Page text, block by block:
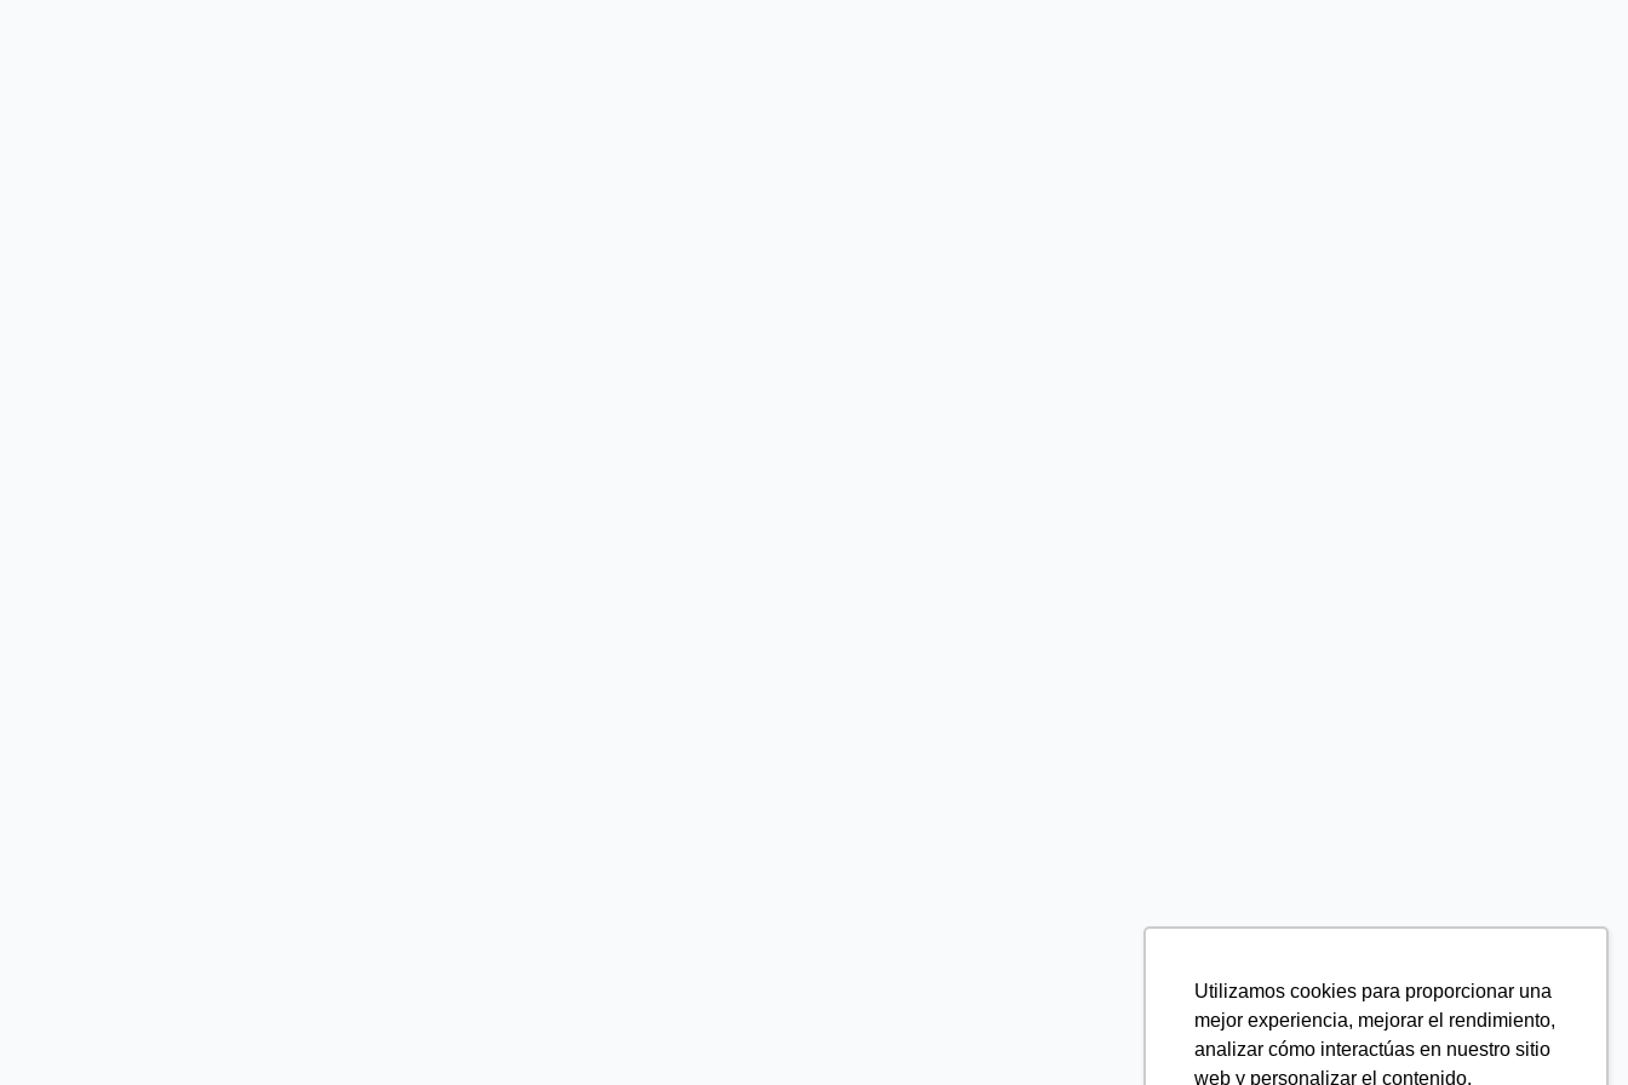
Utilizamos cookies para proporcionar una
mejor experiencia, mejorar el rendimiento,
analizar cómo interactúas en nuestro sitio
web y personalizar el contenido.